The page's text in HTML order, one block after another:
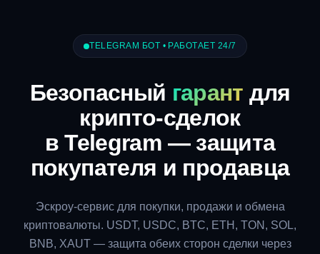
TELEGRAM БОТ • РАБОТАЕТ 24/7
Безопасный гарант для
крипто-сделок
в Telegram — защита
покупателя и продавца
Эскроу-сервис для покупки, продажи и обмена
криптовалюты. USDT, USDC, BTC, ETH, TON, SOL,
BNB, XAUT — защита обеих сторон сделки через